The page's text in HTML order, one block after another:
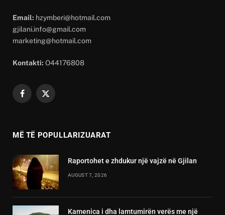
Email: hzymberi@hotmail.com
gjilani.info@gmail.com
marketing@hotmail.com
Kontakti: O44176808
Facebook
X
MË TË POPULLARIZUARAT
Raportohet e zhdukur një vajzë në Gjilan
AUGUST 7, 2026
Kamenica i dha lamtumirën verës me një